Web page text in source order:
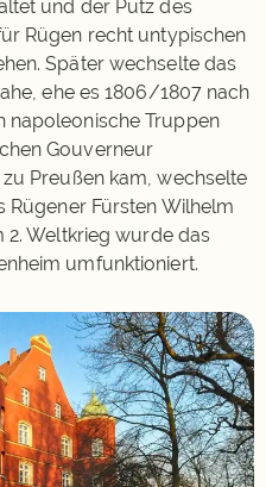
und der Putz des
Rügen recht untypischen
Später wechselte das
ehe es 1806/1807 nach
napoleonische Truppen
Gouverneur
Preußen kam, wechselte
Rügener Fürsten Wilhelm
2. Weltkrieg wurde das
umfunktioniert.